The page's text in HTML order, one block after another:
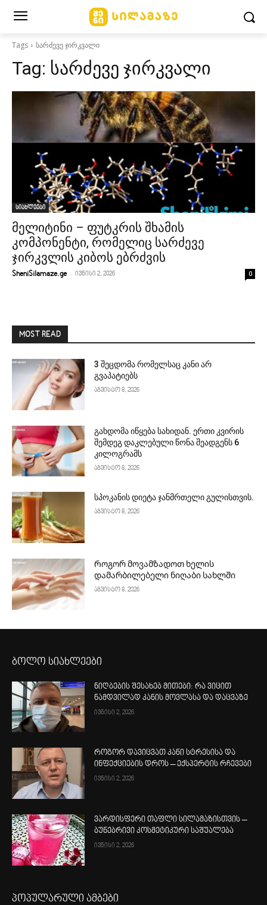
Tags სარძევე ჯირკვალი
Tag: სარძევე ჯირკვალი
სიახლეები
მელიტინი – ფუტკრის შხამის
კომპონენტი, რომელიც სარძევე
ჯირკვლის კიბოს ებრძვის
SheniSilamaze.ge - ივნისი 2, 2026 0
MOST READ
3 შეცდომა რომელსაც კანი არ
გვაპატიებს
აგვისტო 8, 2026
გახდომა იწყება სახიდან. ერთი კვირის
შემდეგ დაკლებული წონა შეადგენს 6
კილოგრამს
აგვისტო 8, 2026
სპოკანის დიეტა ჯანმრთელი გულისთვის.
აგვისტო 8, 2026
Როგორ მოვამზადოთ ხელის
დამარბილებელი ნიღაბი სახლში
აგვისტო 8, 2026
ბოლო სიახლეები
ნიღბების შესახებ მითები: რა ვიცით
ნამდვილად კანის მოვლასა და დაცვაზე
ივნისი 2, 2026
როგორ დავიცვათ კანი სტრესისა და
ინფექციების დროს – ექსპერტის რჩევები
ივნისი 2, 2026
ვარდისფერი თაფლი სილამაზისთვის –
ბუნებრივი კოსმეტიკური საშუალება
ივნისი 2, 2026
პოპულარული ამბები